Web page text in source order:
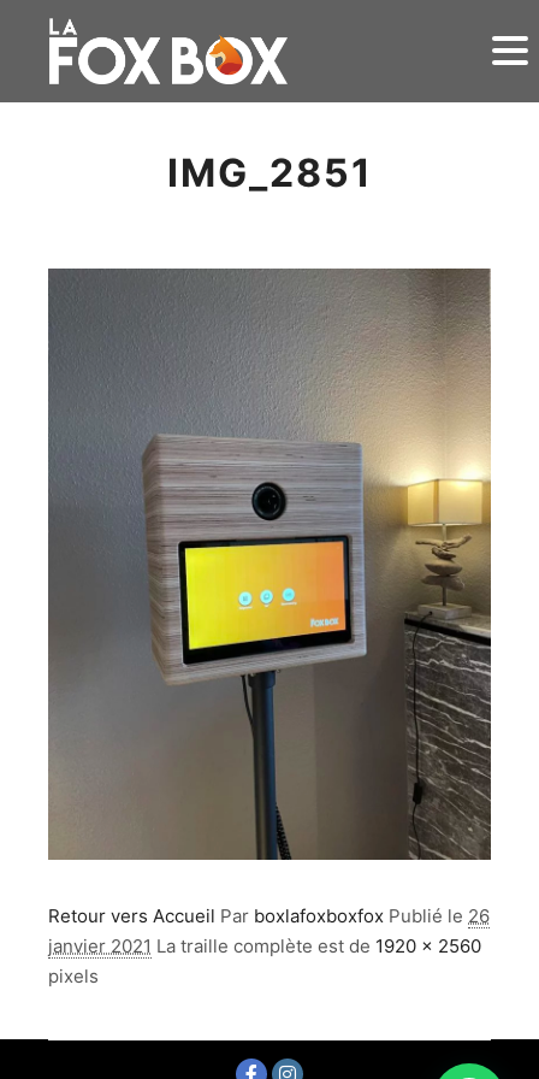
IMG_2851
Retour vers Accueil Par boxlafoxboxfox Publié le 26
janvier 2021 La traille complète est de 1920 × 2560
pixels